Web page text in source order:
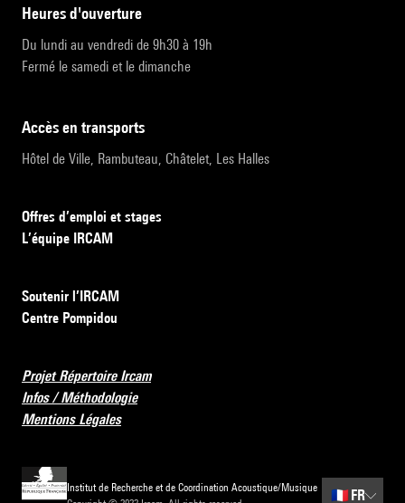
heures d'ouverture
Du lundi au vendredi de 9h30 à 19h
Fermé le samedi et le dimanche
accès en transports
Hôtel de Ville, Rambuteau, Châtelet, Les Halles
Offres d’emploi et stages
L’équipe IRCAM
Soutenir l’IRCAM
Centre Pompidou
Projet Répertoire Ircam
Infos / Méthodologie
Mentions Légales
Institut de Recherche et de Coordination Acoustique/Musique
🇫🇷 FR